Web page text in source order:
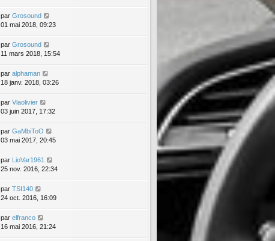
par Grosound
01 mai 2018, 09:23
par Grosound
11 mars 2018, 15:54
par alphaman
18 janv. 2018, 03:26
par Vlaolivier
03 juin 2017, 17:32
par GaMbiToO
03 mai 2017, 20:45
par LioVar1961
25 nov. 2016, 22:34
par TSI140
24 oct. 2016, 16:09
par elfranco
16 mai 2016, 21:24